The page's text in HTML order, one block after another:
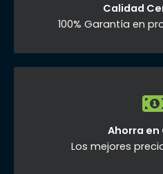
Calidad
100% Garantía en
Ahorra en
Los mejores